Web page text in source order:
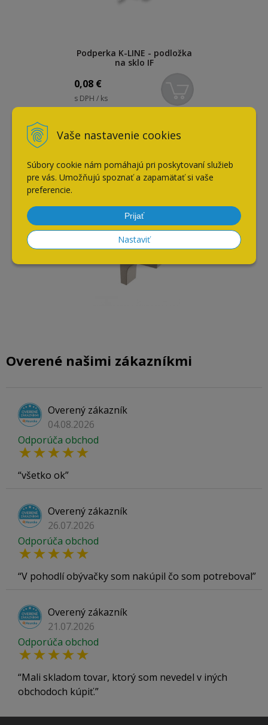
Vaše nastavenie cookies
Súbory cookie nám pomáhajú pri poskytovaní služieb
pre vás. Umožňujú spoznať a zapamätať si vaše
preferencie.
Prijať
Nastaviť
Podperka K-LINE - podložka
na sklo IF
0,08 €
s DPH / ks
Naposledy navštívené
Overené našimi zákazníkmi
Overený zákazník
04.08.2026
Odporúča obchod
všetko ok
Overený zákazník
26.07.2026
Odporúča obchod
V pohodlí obývačky som nakúpil čo som potreboval
Overený zákazník
21.07.2026
Odporúča obchod
Mali skladom tovar, ktorý som nevedel v iných
obchodoch kúpiť.